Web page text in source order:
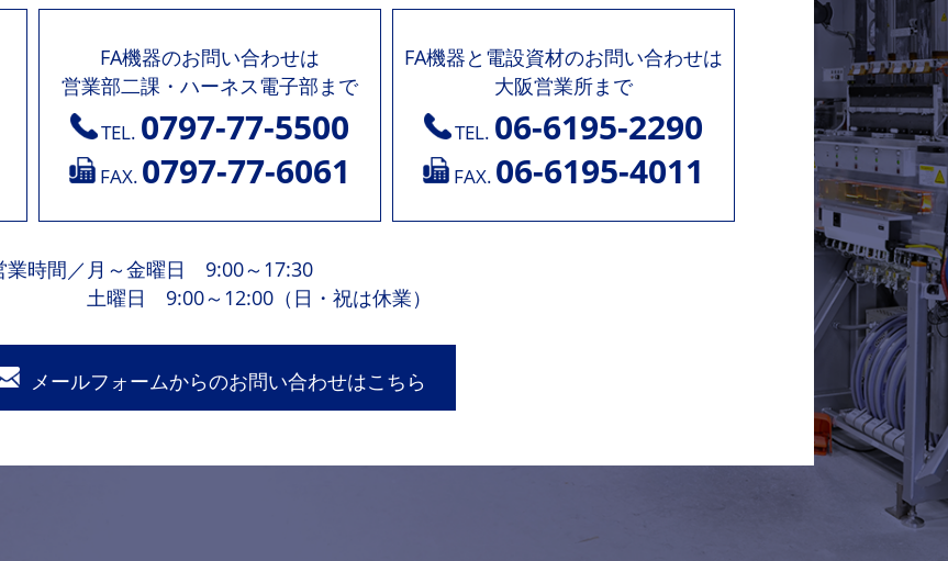
FA機器のお問い合わせは
営業部二課・ハーネス電子部まで
TEL. 0797-77-5500
FAX. 0797-77-6061
FA機器と電設資材のお問い合わせは
大阪営業所まで
TEL. 06-6195-2290
FAX. 06-6195-4011
業時間 ／ 月～金曜日 9:00～17:30
土曜日 9:00～12:00（日・祝は休業）
メールフォームからのお問い合わせはこちら